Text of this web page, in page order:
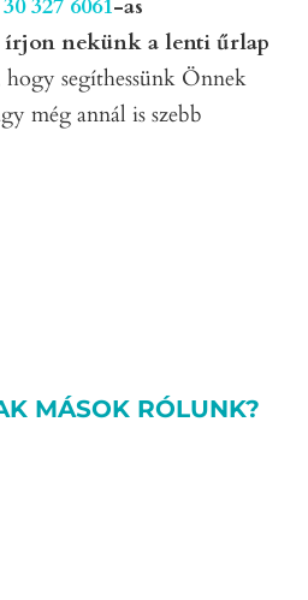
327 6061-as
írjon nekünk a lenti űrlap
segíthessünk Önnek
még annál is szebb
MÁSOK RÓLUNK?